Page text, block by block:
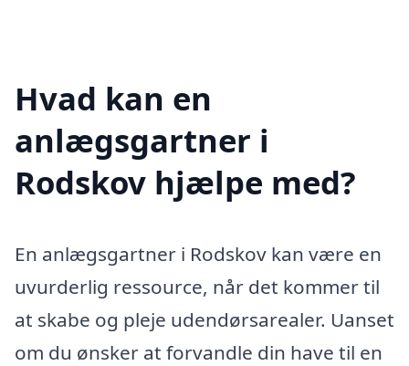
Hvad kan en
anlægsgartner i
Rodskov hjælpe med?
En anlægsgartner i Rodskov kan være en
uvurderlig ressource, når det kommer til
at skabe og pleje udendørsarealer. Uanset
om du ønsker at forvandle din have til en